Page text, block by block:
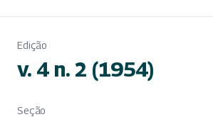
Edição
v. 4 n. 2 (1954)
Seção